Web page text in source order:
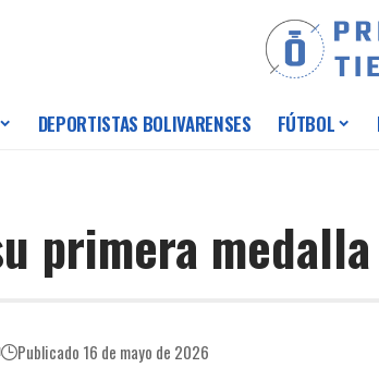
DEPORTISTAS BOLIVARENSES FÚTBOL
primera
Publicado 16 de mayo de 2026